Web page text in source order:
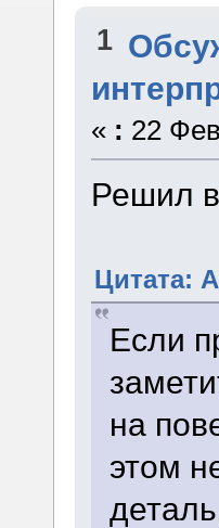
1
« : 22
Решил
Цитата:
Если
на
этом